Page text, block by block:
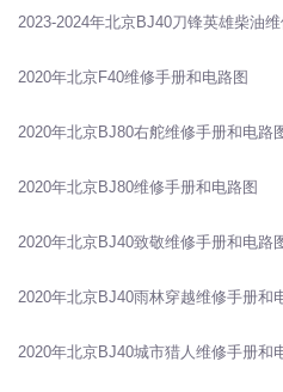
2023-2024年北京BJ40刀锋英雄柴油
2020年北京F40维修手册和电路图
2020年北京BJ80右舵维修手册和电路
2020年北京BJ80维修手册和电路图
2020年北京BJ40致敬维修手册和电路
2020年北京BJ40雨林穿越维修手册和
2020年北京BJ40城市猎人维修手册和